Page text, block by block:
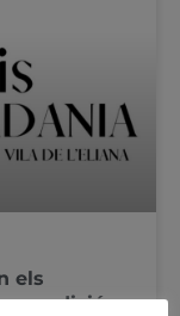
els
edició